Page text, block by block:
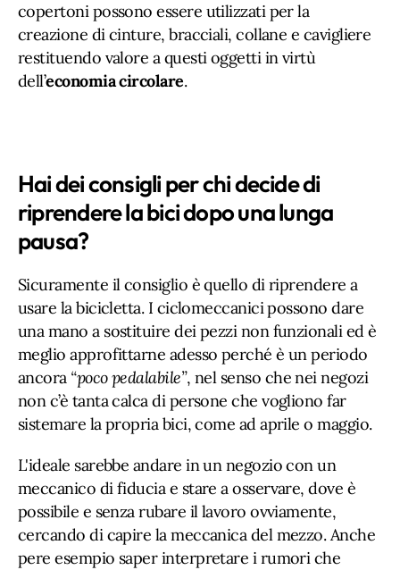
copertoni possono essere utilizzati per la
creazione di cinture, bracciali, collane e cavigliere
restituendo valore a questi oggetti in virtù
dell’economia circolare.
Hai dei consigli per chi decide di
riprendere la bici dopo una lunga
pausa?
Sicuramente il consiglio è quello di riprendere a
usare la bicicletta. I ciclomeccanici possono dare
una mano a sostituire dei pezzi non funzionali ed è
meglio approfittarne adesso perché è un periodo
ancora “poco pedalabile”, nel senso che nei negozi
non c’è tanta calca di persone che vogliono far
sistemare la propria bici, come ad aprile o maggio.
L'ideale sarebbe andare in un negozio con un
meccanico di fiducia e stare a osservare, dove è
possibile e senza rubare il lavoro ovviamente,
cercando di capire la meccanica del mezzo. Anche
pere esempio saper interpretare i rumori che